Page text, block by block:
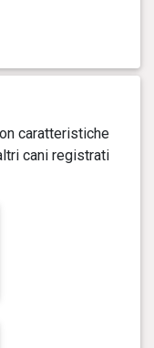
caratteristiche
cani registrati